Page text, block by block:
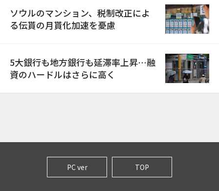
ソウルのマンション、税制改正によ
る伝貰の月貰化加速を憂慮
5大銀行も地方銀行も延滞率上昇…融
資のハードルはさらに高く
PC ver TOP